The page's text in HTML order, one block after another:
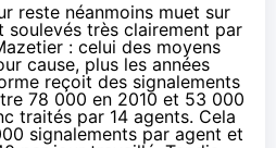
reste néanmoins muet sur
soulevés très clairement par
: celui des moyens
cause, plus les années
reçoit des signalements
78 000 en 2010 et 53 000
traités par 14 agents. Cela
signalements par agent et